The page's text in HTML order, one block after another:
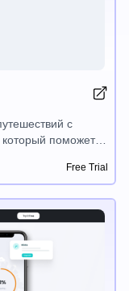
с
который поможет
и умным
чтобы
Travex упрощает
вам
путешествием.
Free Trial